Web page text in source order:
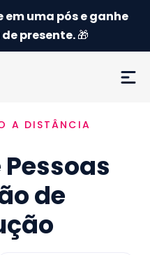
uma pós e ganhe
presente.🎁
A DISTÂNCIA
de